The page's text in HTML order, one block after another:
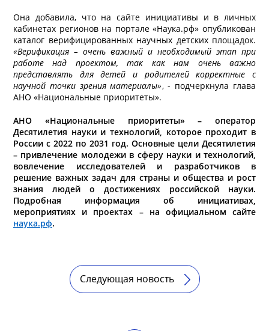
Она добавила, что на сайте инициативы и в личных
кабинетах регионов на портале «Наука.рф» опубликован
каталог верифицированных научных детских площадок.
«Верификация – очень важный и необходимый этап при
работе над проектом, так как нам очень важно
представлять для детей и родителей корректные с
научной точки зрения материалы», - подчеркнула глава
АНО «Национальные приоритеты».
АНО «Национальные приоритеты»– оператор
Десятилетия науки и технологий, которое проходит в
России с 2022 по 2031 год. Основные цели Десятилетия
– привлечение молодежи в сферу науки и технологий,
вовлечение исследователей и разработчиков в
решение важных задач для страны и общества и рост
знания людей о достижениях российской науки.
Подробная информация об инициативах,
мероприятиях и проектах – на официальном сайте
наука.рф.
Следующая новость